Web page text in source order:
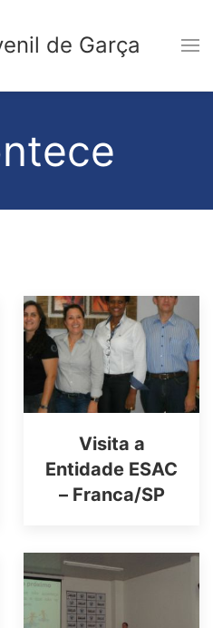
de Garça
Visita a
Entidade ESAC
– Franca/SP